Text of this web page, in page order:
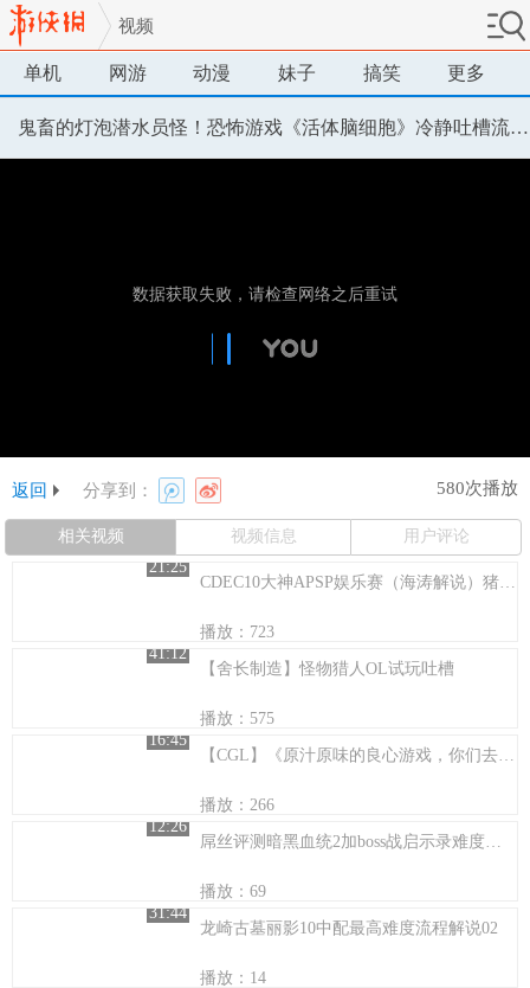
视频
单机 网游 动漫 妹子 搞笑 更多
鬼畜的灯泡潜水员怪！恐怖游戏《活体脑细胞》冷静吐槽流程03
返回 分享到： 580次播放
相关视频 视频信息
用户评论
21:25
CDEC10大神APSP娱乐赛（海涛解说）猪小健（ZSMJ)补刀威武
播放：723
41:12
【舍长制造】怪物猎人OL试玩吐槽
播放：575
16:45
【CGL】《原汁原味的良心游戏，你们去哪了？》
播放：266
12:26
屌丝评测暗黑血统2加boss战启示录难度解说拯救宇宙番外21
播放：69
31:44
龙崎古墓丽影10中配最高难度流程解说02
播放：14